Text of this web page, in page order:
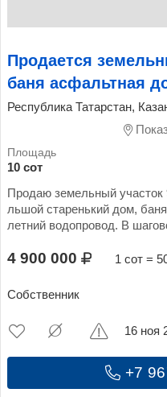
Продается
баня асфальтная
Республика Татарстан,
10 сот
Продаю земельный участок
льшой старенький дом,
летний водопровод. В
4 900 000 1 сот =
Собственник
+7
16 ноя